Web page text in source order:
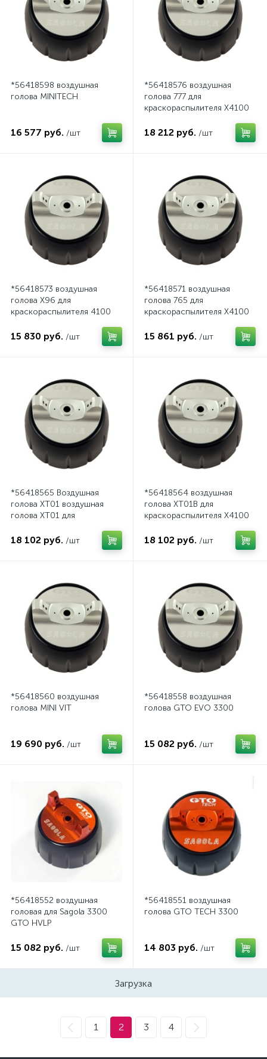
*56418598 воздушная
голова MINITECH
16 577 руб. /шт
*56418576 воздушная
голова 777 для
краскораспылителя X4100
18 212 руб. /шт
*56418573 воздушная
голова X96 для
краскораспылителя 4100
15 830 руб. /шт
*56418571 воздушная
голова 765 для
краскораспылителя X4100
15 861 руб. /шт
*56418565 Воздушная
голова XT01 воздушная
голова XT01 для
Gravity/AUTO V
18 102 руб. /шт
*56418564 воздушная
голова XT01B для
краскораспылителя X4100
18 102 руб. /шт
*56418560 воздушная
голова MINI VIT
19 690 руб. /шт
*56418558 воздушная
голова GTO EVO 3300
15 082 руб. /шт
*56418552 воздушная
головая для Sagola 3300
GTO HVLP
15 082 руб. /шт
*56418551 воздушная
голова GTO TECH 3300
14 803 руб. /шт
Загрузка
1 2 3 4